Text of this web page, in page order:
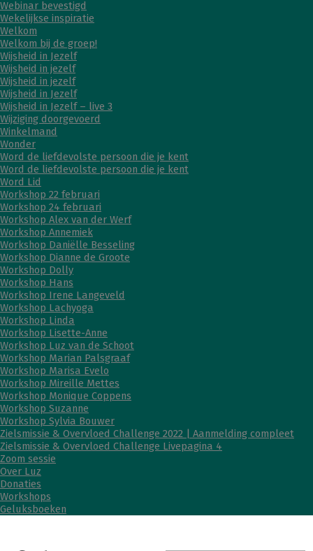
Webinar bevestigd
Wekelijkse inspiratie
Welkom
Welkom bij de groep!
Wijsheid in Jezelf
Wijsheid in jezelf
Wijsheid in jezelf
Wijsheid in Jezelf
Wijsheid in Jezelf – live 3
Wijziging doorgevoerd
Winkelmand
Wonder
Word de liefdevolste persoon die je kent
Word de liefdevolste persoon die je kent
Word Lid
Workshop 22 februari
Workshop 24 februari
Workshop Alex van der Werf
Workshop Annemiek
Workshop Daniëlle Besseling
Workshop Dianne de Groote
Workshop Dolly
Workshop Hans
Workshop Irene Langeveld
Workshop Lachyoga
Workshop Linda
Workshop Lisette-Anne
Workshop Luz van de Schoot
Workshop Marian Palsgraaf
Workshop Marisa Evelo
Workshop Mireille Mettes
Workshop Monique Coppens
Workshop Suzanne
Workshop Sylvia Bouwer
Zielsmissie & Overvloed Challenge 2022 | Aanmelding compleet
Zielsmissie & Overvloed Challenge Livepagina 4
Zoom sessie
Over Luz
Donaties
Workshops
Geluksboeken